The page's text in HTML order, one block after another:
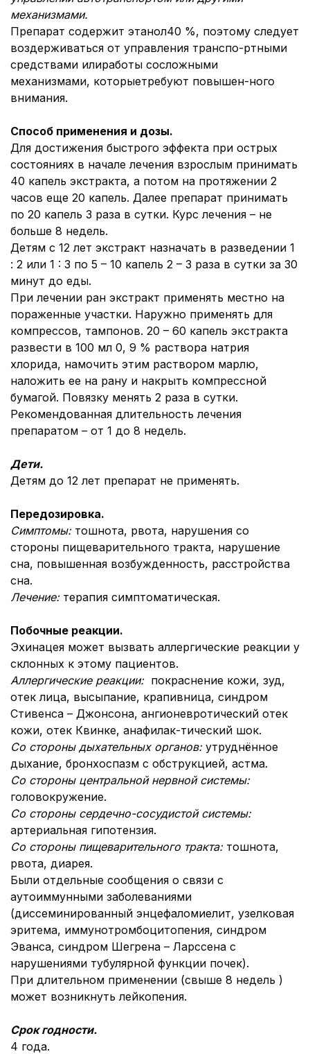
механизмами.
Препарат содержит этанол40 %, поэтому следует
воздерживаться от управления транспо-ртными
средствами илиработы сосложными
механизмами, которыетребуют повышен-ного
внимания.
Способ применения и дозы.
Для достижения быстрого эффекта при острых
состояниях в начале лечения взрослым принимать
40 капель экстракта, а потом на протяжении 2
часов еще 20 капель. Далее препарат принимать
по 20 капель 3 раза в сутки. Курс лечения – не
больше 8 недель.
Детям с 12 лет экстракт назначать в разведении 1
: 2 или 1 : 3 по 5 – 10 капель 2 – 3 раза в сутки за 30
минут до еды.
При лечении ран экстракт применять местно на
пораженные участки. Наружно применять для
компрессов, тампонов. 20 – 60 капель экстракта
развести в 100 мл 0, 9 % раствора натрия
хлорида, намочить этим раствором марлю,
наложить ее на рану и накрыть компрессной
бумагой. Повязку менять 2 раза в сутки.
Рекомендованная длительность лечения
препаратом – от 1 до 8 недель.
Дети.
Детям до 12 лет препарат не применять.
Передозировка.
Симптомы: тошнота, рвота, нарушения со
стороны пищеварительного тракта, нарушение
сна, повышенная возбужденность, расстройства
сна.
Лечение: терапия симптоматическая.
Побочные реакции.
Эхинацея может вызвать аллергические реакции у
склонных к этому пациентов.
Аллергические реакции: покраснение кожи, зуд,
отек лица, высыпание, крапивница, синдром
Стивенса – Джонсона, ангионевротический отек
кожи, отек Квинке, анафилак-тический шок.
Со стороны дыхательных органов: утруднённое
дыхание, бронхоспазм с обструкцией, астма.
Со стороны центральной нервной системы:
головокружение.
Со стороны сердечно-сосудистой системы:
артериальная гипотензия.
Со стороны пищеварительного тракта: тошнота,
рвота, диарея.
Были отдельные сообщения о связи с
аутоиммунными заболеваниями
(диссеминированный энцефаломиелит, узелковая
эритема, иммунотромбоцитопения, синдром
Эванса, синдром Шегрена – Ларссена с
нарушениями тубулярной функции почек).
При длительном применении (свыше 8 недель )
может возникнуть лейкопения.
Срок годности.
4 года.